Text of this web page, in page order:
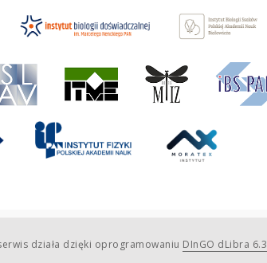
działa dzięki oprogramowaniu DInGO dLibra